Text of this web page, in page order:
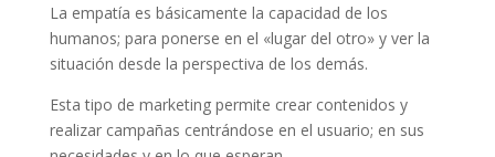
La empatía es básicamente la capacidad de los
humanos; para ponerse en el «lugar del otro» y ver la
situación desde la perspectiva de los demás.
Esta tipo de marketing permite crear contenidos y
realizar campañas centrándose en el usuario; en sus